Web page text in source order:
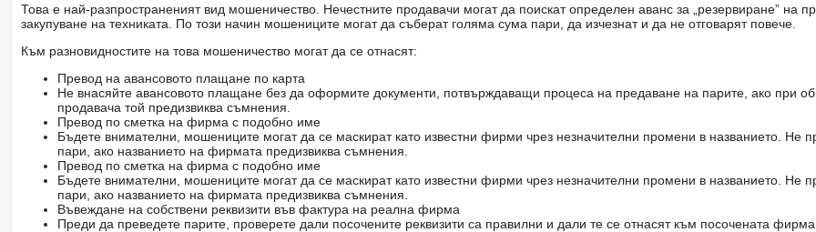
Това е най-разпространеният вид мошеничество. Нечестните продавачи могат да поискат определен аванс за „резервиране” на
закупуване на техниката. По този начин мошениците могат да съберат голяма сума пари, да изчезнат и да не отговарят повече.
Към разновидностите на това мошеничество могат да се отнасят:
Превод на авансовото плащане по карта
Не внасяйте авансовото плащане без да оформите документи, потвърждаващи процеса на предаване на парите, ако при
продавача той предизвиква съмнения.
Превод по сметка на фирма с подобно име
Бъдете внимателни, мошениците могат да се маскират като известни фирми чрез незначителни промени в названието. Не
пари, ако названието на фирмата предизвиква съмнения.
Превод по сметка на фирма с подобно име
Бъдете внимателни, мошениците могат да се маскират като известни фирми чрез незначителни промени в названието. Не
пари, ако названието на фирмата предизвиква съмнения.
Въвеждане на собствени реквизити във фактура на реална фирма
Преди да преведете парите, проверете дали посочените реквизити са правилни и дали те се отнасят към посочената